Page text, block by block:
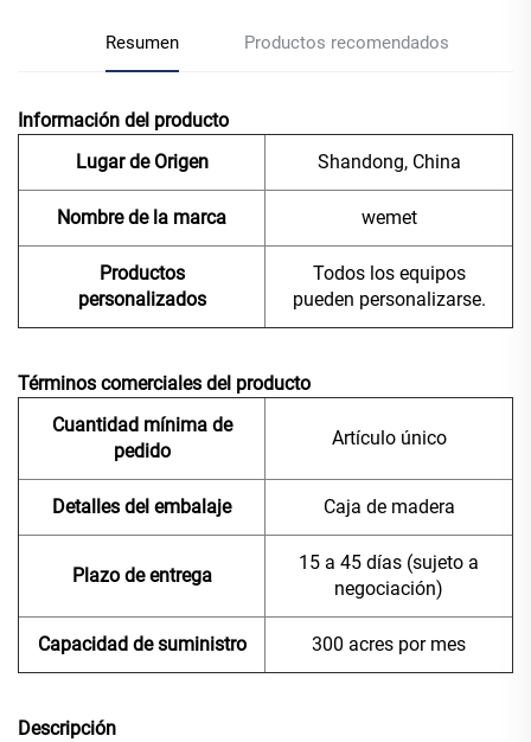
Resumen Productos recomendados
Información del producto
Lugar de Origen
Shandong, China
Nombre de la marca wemet
Productos
personalizados
Todos los equipos
pueden personalizarse.
Términos comerciales del producto
Cuantidad mínima de
pedido
Artículo único
Detalles del embalaje Caja de madera
Plazo de entrega
15 a 45 días (sujeto a
negociación)
Capacidad de suministro 300 acres por mes
Descripción